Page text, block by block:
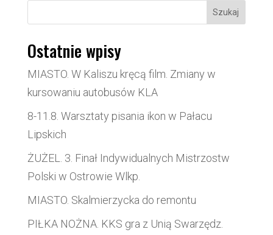
Szukaj
Ostatnie wpisy
MIASTO. W Kaliszu kręcą film. Zmiany w
kursowaniu autobusów KLA
8-11.8. Warsztaty pisania ikon w Pałacu
Lipskich
ŻUŻEL. 3. Finał Indywidualnych Mistrzostw
Polski w Ostrowie Wlkp.
MIASTO. Skalmierzycka do remontu
PIŁKA NOŻNA. KKS gra z Unią Swarzędz.